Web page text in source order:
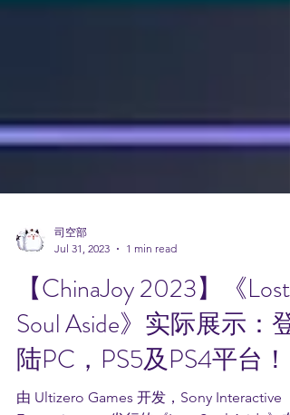
Jul 31, 2023
1 min read
【ChinaJoy 2023】《Lost
Soul Aside》实际展示：登
陆PC，PS5及PS4平台！